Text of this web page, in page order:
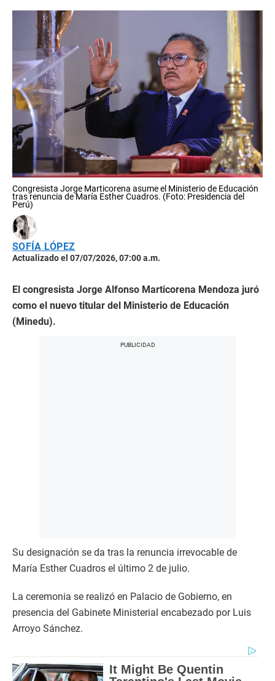
Congresista Jorge Marticorena asume el Ministerio de Educación
tras renuncia de María Esther Cuadros. (Foto: Presidencia del
Perú)
SOFÍA LÓPEZ
Actualizado el 07/07/2026, 07:00 a.m.
El congresista Jorge Alfonso Marticorena Mendoza juró
como el nuevo titular del Ministerio de Educación
(Minedu).
Su designación se da tras la renuncia irrevocable de
María Esther Cuadros el último 2 de julio.
La ceremonia se realizó en Palacio de Gobierno, en
presencia del Gabinete Ministerial encabezado por Luis
Arroyo Sánchez.